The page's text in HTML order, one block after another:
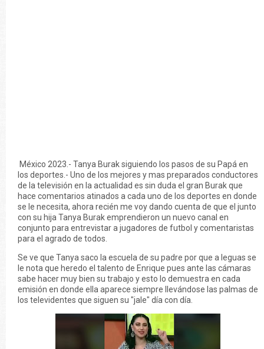
México 2023.- Tanya Burak siguiendo los pasos de su Papá en
los deportes.- Uno de los mejores y mas preparados conductores
de la televisión en la actualidad es sin duda el gran Burak que
hace comentarios atinados a cada uno de los deportes en donde
se le necesita, ahora recién me voy dando cuenta de que el junto
con su hija Tanya Burak emprendieron un nuevo canal en
conjunto para entrevistar a jugadores de futbol y comentaristas
para el agrado de todos.
Se ve que Tanya saco la escuela de su padre por que a leguas se
le nota que heredo el talento de Enrique pues ante las cámaras
sabe hacer muy bien su trabajo y esto lo demuestra en cada
emisión en donde ella aparece siempre llevándose las palmas de
los televidentes que siguen su "jale" día con día.